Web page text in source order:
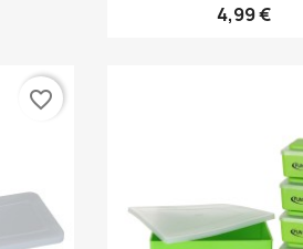
4,99 €
favorite_border